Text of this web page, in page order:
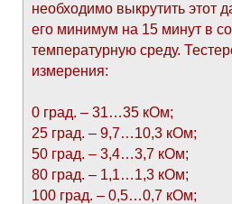
необходимо выкрутить этот
его минимум на 15 минут в
температурную среду.
измерения:
0 град. – 31…35 кОм;
25 град. – 9,7…10,3 кОм;
50 град. – 3,4…3,7 кОм;
80 град. – 1,1…1,3 кОм;
100 град. – 0,5…0,7 кОм;